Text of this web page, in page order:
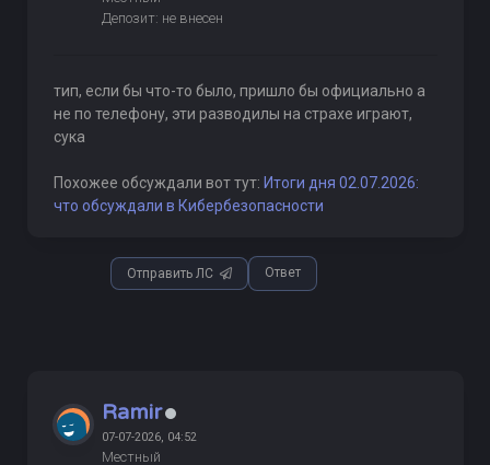
Депозит: не внесен
тип, если бы что-то было, пришло бы официально а
не по телефону, эти разводилы на страхе играют,
сука
Похожее обсуждали вот тут: Итоги дня 02.07.2026:
что обсуждали в Кибербезопасности
Отправить ЛС Ответ
Ramir
07-07-2026, 04:52
Местный